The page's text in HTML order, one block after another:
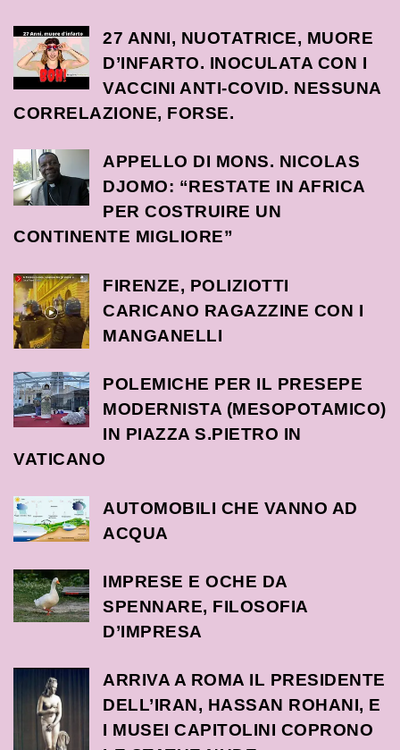
27 ANNI, NUOTATRICE, MUORE
D’INFARTO. INOCULATA CON I
VACCINI ANTI-COVID. NESSUNA
CORRELAZIONE, FORSE.
APPELLO DI MONS. NICOLAS
DJOMO: “RESTATE IN AFRICA
PER COSTRUIRE UN
CONTINENTE MIGLIORE”
FIRENZE, POLIZIOTTI
CARICANO RAGAZZINE CON I
MANGANELLI
POLEMICHE PER IL PRESEPE
MODERNISTA (MESOPOTAMICO)
IN PIAZZA S.PIETRO IN
VATICANO
AUTOMOBILI CHE VANNO AD
ACQUA
IMPRESE E OCHE DA
SPENNARE, FILOSOFIA
D’IMPRESA
ARRIVA A ROMA IL PRESIDENTE
DELL’IRAN, HASSAN ROHANI, E
I MUSEI CAPITOLINI COPRONO